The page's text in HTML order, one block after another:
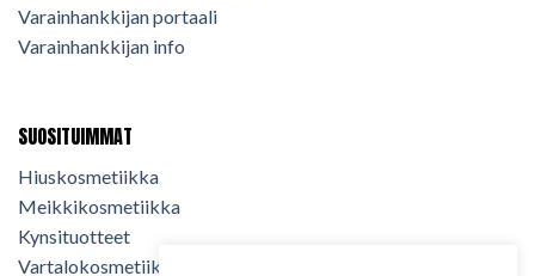
Varainhankkijan portaali
Varainhankkijan info
SUOSITUIMMAT
Hiuskosmetiikka
Meikkikosmetiikka
Kynsituotteet
Vartalokosmetiikka